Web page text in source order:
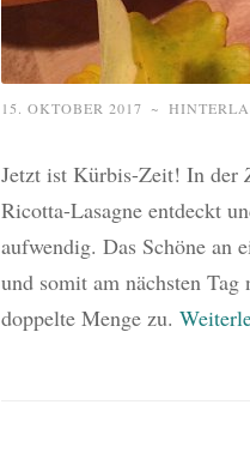
15. OKTOBER 2017 ~
Jetzt ist Kürbis-Zeit! In der
Ricotta-Lasagne entdeckt
aufwendig. Das Schöne an
und somit am nächsten
doppelte Menge zu.